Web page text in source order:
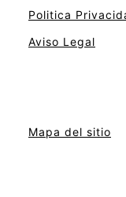
Politica
Aviso Legal
Mapa del sitio